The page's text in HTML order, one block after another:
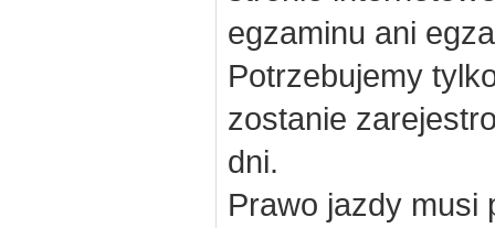
egzaminu ani
Potrzebujemy
zostanie
dni.
Prawo jazdy musi